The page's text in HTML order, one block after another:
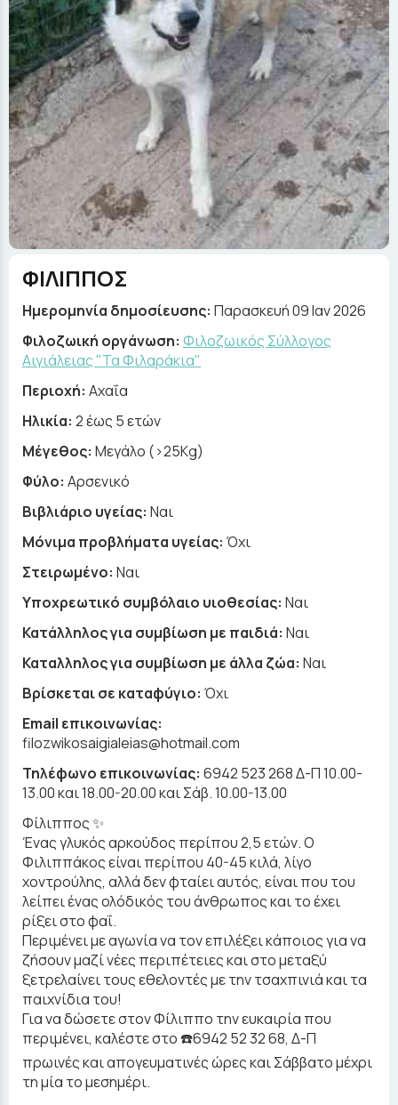
ΦΙΛΙΠΠΟΣ
Ημερομηνία δημοσίευσης: Παρασκευή 09 Ιαν 2026
Φιλοζωική οργάνωση: Φιλοζωικός Σύλλογος
Αιγιάλειας "Τα Φιλαράκια"
Περιοχή: Αχαΐα
Ηλικία: 2 έως 5 ετών
Μέγεθος: Μεγάλο (>25Kg)
Φύλο: Αρσενικό
Βιβλιάριο υγείας: Ναι
Μόνιμα προβλήματα υγείας: Όχι
Στειρωμένο: Ναι
Υποχρεωτικό συμβόλαιο υιοθεσίας: Ναι
Κατάλληλος για συμβίωση με παιδιά: Ναι
Καταλληλος για συμβίωση με άλλα ζώα: Ναι
Βρίσκεται σε καταφύγιο: Όχι
Email επικοινωνίας:
filozwikosaigialeias@hotmail.com
Τηλέφωνο επικοινωνίας: 6942 523 268 Δ-Π 10.00-
13.00 και 18.00-20.00 και Σάβ. 10.00-13.00
Φίλιππος ✨
Ένας γλυκός αρκούδος περίπου 2,5 ετών. Ο
Φιλιππάκος είναι περίπου 40-45 κιλά, λίγο
χοντρούλης, αλλά δεν φταίει αυτός, είναι που του
λείπει ένας ολόδικός του άνθρωπος και το έχει
ρίξει στο φαΐ.
Περιμένει με αγωνία να τον επιλέξει κάποιος για να
ζήσουν μαζί νέες περιπέτειες και στο μεταξύ
ξετρελαίνει τους εθελοντές με την τσαχπινιά και τα
παιχνίδια του!
Για να δώσετε στον Φίλιππο την ευκαιρία που
περιμένει, καλέστε στο ☎️6942 52 32 68, Δ-Π
πρωινές και απογευματινές ώρες και Σάββατο μέχρι
τη μία το μεσημέρι.